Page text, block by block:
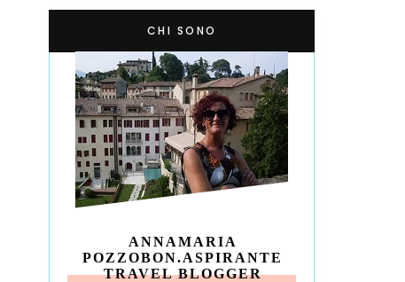
CHI SONO
ANNAMARIA
POZZOBON.ASPIRANTE
TRAVEL BLOGGER